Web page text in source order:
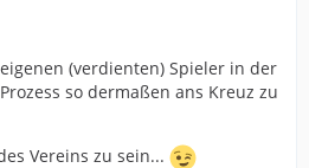
(verdienten) Spieler in der
so dermaßen ans Kreuz zu
Vereins zu sein...